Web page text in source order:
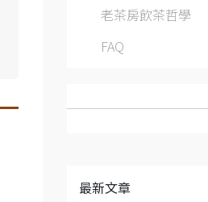
老茶房飲茶哲學
FAQ
最新文章